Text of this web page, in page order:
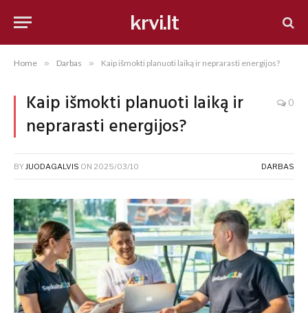
krvi.lt
Home » Darbas » Kaip išmokti planuoti laiką ir neprarasti energijos?
Kaip išmokti planuoti laiką ir
neprarasti energijos?
0
BYJUODAGALVIS ON 2025/03/10 DARBAS